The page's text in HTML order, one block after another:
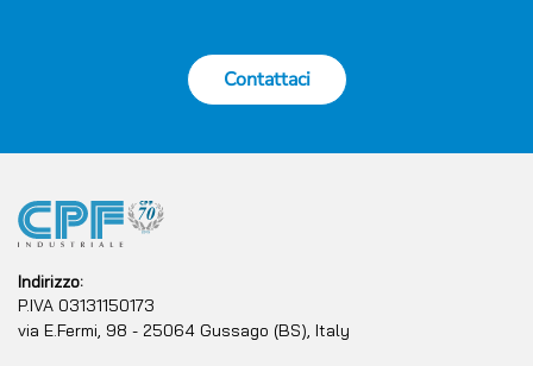
Contattaci
Indirizzo:
P.IVA 03131150173
via E.Fermi, 98 - 25064 Gussago (BS), Italy